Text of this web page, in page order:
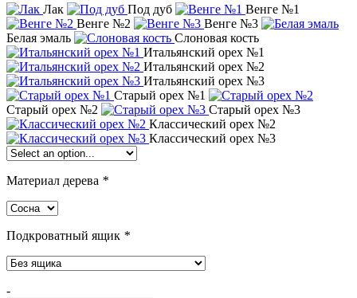
Лак
Под дуб
Венге №1
Венге №2
Венге №3
Белая эмаль
Слоновая кость
Итальянский орех №1
Итальянский орех №2
Итальянский орех №3
Старый орех №1
Старый орех №2
Старый орех №3
Классический орех №2
Классический орех №3
Материал дерева *
Подкроватный ящик *
-